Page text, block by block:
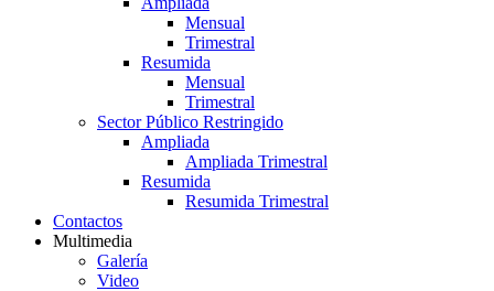
Mensual
Trimestral
Resumida
Mensual
Trimestral
Sector Público Restringido
Ampliada
Ampliada Trimestral
Resumida
Resumida Trimestral
Contactos
Multimedia
Galería
Video